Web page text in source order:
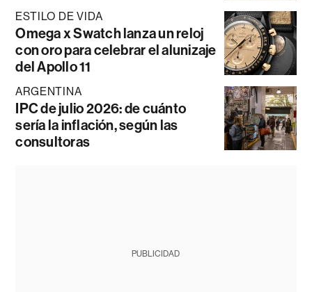
ESTILO DE VIDA
Omega x Swatch lanza un reloj
con oro para celebrar el alunizaje
del Apollo 11
ARGENTINA
IPC de julio 2026: de cuánto
sería la inflación, según las
consultoras
PUBLICIDAD